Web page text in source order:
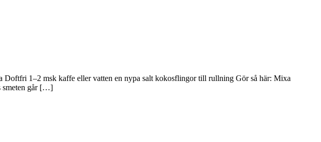
1–2 msk kaffe eller vatten en nypa salt kokosflingor till rullning Gör så här: Mixa
smeten går […]